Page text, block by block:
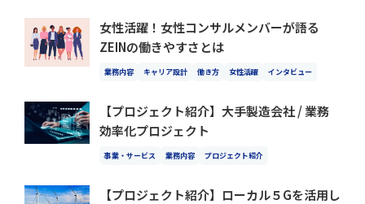
女性活躍！女性コンサルメンバーが語る
ZEINの働きやすさとは
業務内容 キャリア設計 働き方 女性活躍 インタビュー
【プロジェクト紹介】大手製造会社 / 業務
効率化プロジェクト
事業・サービス 業務内容 プロジェクト紹介
【プロジェクト紹介】ローカル５Gを活用し